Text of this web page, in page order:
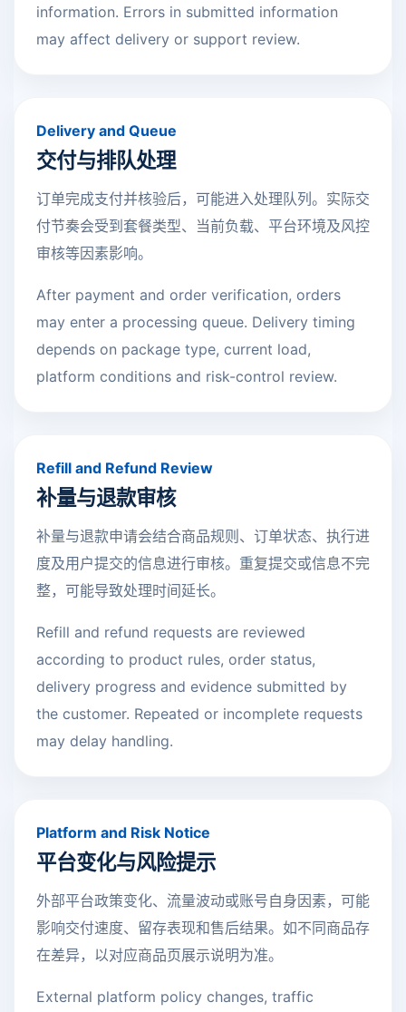
information. Errors in submitted information
may affect delivery or support review.
Delivery and Queue
交付与排队处理
订单完成支付并核验后，可能进入处理队列。实际交
付节奏会受到套餐类型、当前负载、平台环境及风控
审核等因素影响。
After payment and order verification, orders
may enter a processing queue. Delivery timing
depends on package type, current load,
platform conditions and risk-control review.
Refill and Refund Review
补量与退款审核
补量与退款申请会结合商品规则、订单状态、执行进
度及用户提交的信息进行审核。重复提交或信息不完
整，可能导致处理时间延长。
Refill and refund requests are reviewed
according to product rules, order status,
delivery progress and evidence submitted by
the customer. Repeated or incomplete requests
may delay handling.
Platform and Risk Notice
平台变化与风险提示
外部平台政策变化、流量波动或账号自身因素，可能
影响交付速度、留存表现和售后结果。如不同商品存
在差异，以对应商品页展示说明为准。
External platform policy changes, traffic